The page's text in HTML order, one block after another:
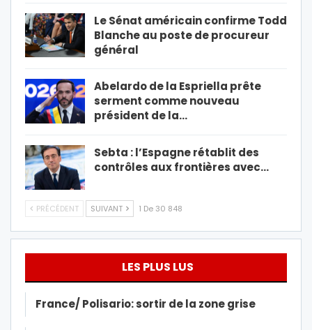
Le Sénat américain confirme Todd
Blanche au poste de procureur
général
Abelardo de la Espriella prête
serment comme nouveau
président de la…
Sebta : l’Espagne rétablit des
contrôles aux frontières avec…
PRÉCÉDENT SUIVANT 1 De 30 848
LES PLUS LUS
France/ Polisario: sortir de la zone grise